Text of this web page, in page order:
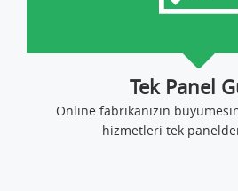
Tek Panel
Online fabrikanızın
hizmetleri tek